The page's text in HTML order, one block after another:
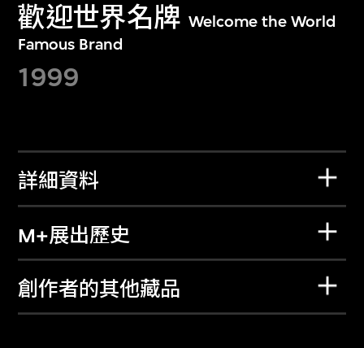
歡迎世界名牌 Welcome the World
Famous Brand
1999
詳細資料
M+展出歷史
創作者的其他藏品